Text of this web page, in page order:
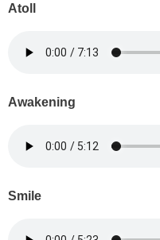
Atoll
Awakening
Smile